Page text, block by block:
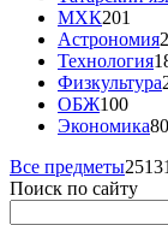
МХК201
Астрономия
Технология
Физкультура
ОБЖ100
Экономика80
Все предметы25131
Поиск по сайту